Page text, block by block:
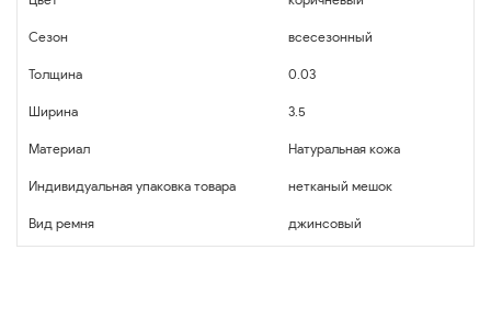
Сезон всесезонный
Толщина 0.03
Ширина 3.5
Материал Натуральная кожа
Индивидуальная упаковка товара нетканый мешок
Вид ремня джинсовый